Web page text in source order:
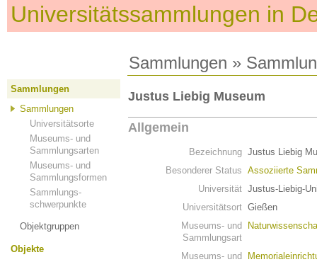
Universitätssammlungen in
Sammlungen »
Sammlungen
Sammlungen
Universitätsorte
Museums- und
Sammlungsarten
Museums- und
Sammlungsformen
Sammlungs-
schwerpunkte
Objektgruppen
Objekte
Justus Liebig Museum
Allgemein
Bezeichnung Justus Liebig
Besonderer Status Assoziierte
Universität Justus-Liebig-
Universitätsort Gießen
Museums- und
Sammlungsart
Museums- und